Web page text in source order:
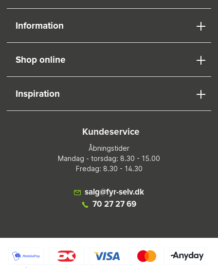
Information
Shop online
Inspiration
Kundeservice
Åbningstider
Mandag - torsdag: 8.30 - 15.00
Fredag: 8.30 - 14.30
salg@fyr-selv.dk
70 27 27 69